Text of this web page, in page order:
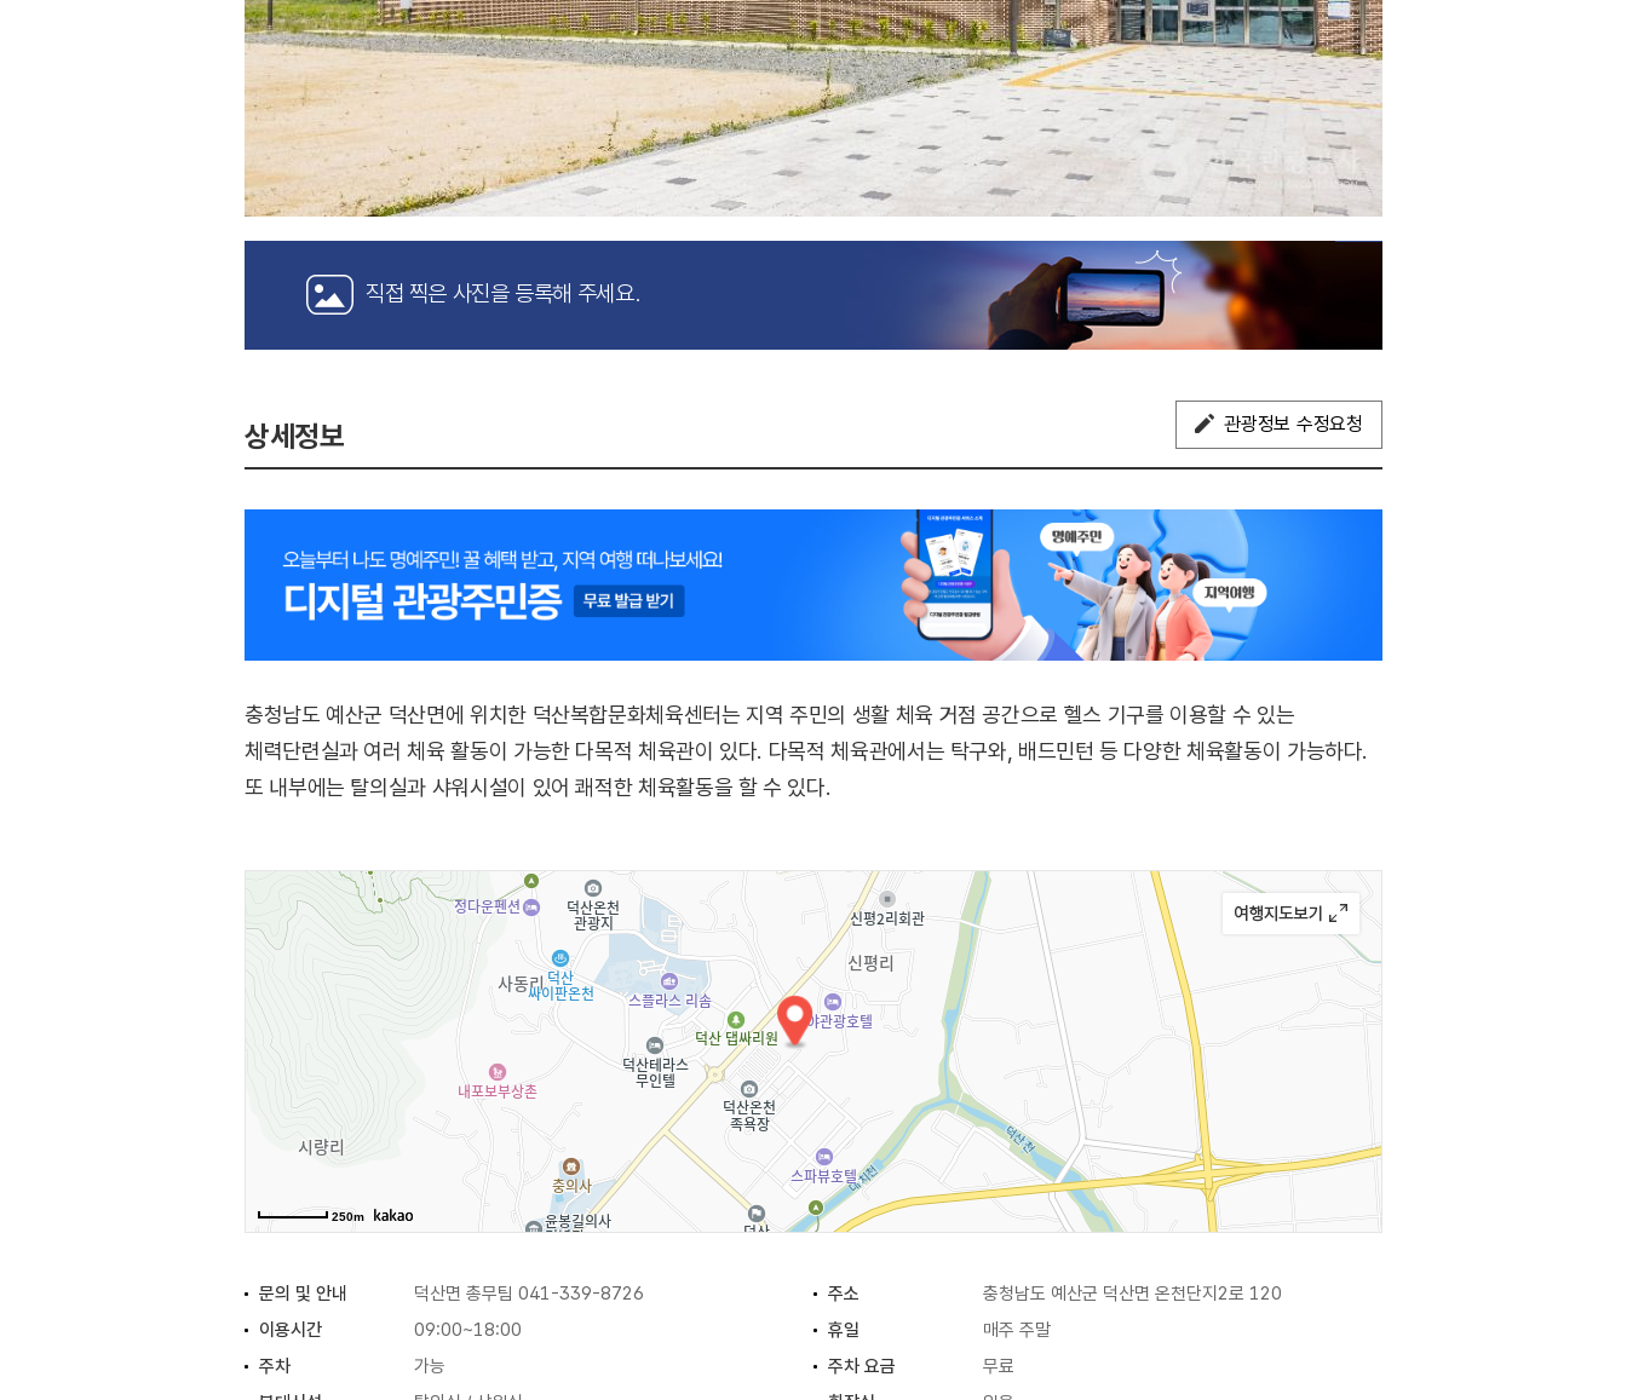
직접 찍은 사진을 등록해 주세요.
상세정보 관광정보 수정요청
충청남도 예산군 덕산면에 위치한 덕산복합문화체육센터는 지역 주민의 생활 체육 거점 공간으로 헬스 기구를 이용할 수 있는
체력단련실과 여러 체육 활동이 가능한 다목적 체육관이 있다. 다목적 체육관에서는 탁구와, 배드민턴 등 다양한 체육활동이 가능하다.
또 내부에는 탈의실과 샤워시설이 있어 쾌적한 체육활동을 할 수 있다.
250m
문의 및 안내 덕산면 총무팀 041-339-8726 주소
충청남도 예산군 덕산면 온천단지2로 120
이용시간
09:00~18:00 휴일
매주 주말
주차
가능 주차 요금
무료